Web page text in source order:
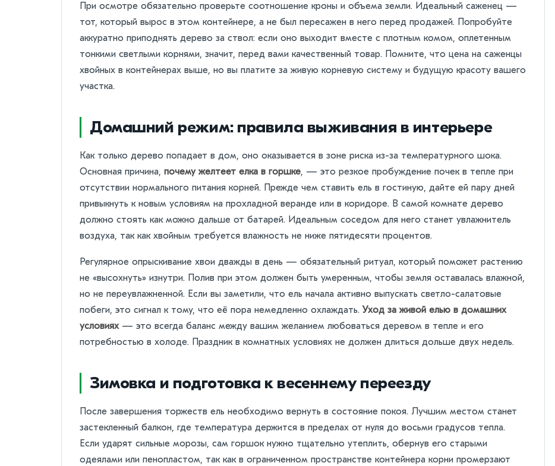
При осмотре обязательно проверьте соотношение кроны и объема земли. Идеальный саженец —
тот, который вырос в этом контейнере, а не был пересажен в него перед продажей. Попробуйте
аккуратно приподнять дерево за ствол: если оно выходит вместе с плотным комом, оплетенным
тонкими светлыми корнями, значит, перед вами качественный товар. Помните, что цена на саженцы
хвойных в контейнерах выше, но вы платите за живую корневую систему и будущую красоту вашего
участка.
Домашний режим: правила выживания в интерьере
Как только дерево попадает в дом, оно оказывается в зоне риска из-за температурного шока.
Основная причина, почему желтеет елка в горшке, — это резкое пробуждение почек в тепле при
отсутствии нормального питания корней. Прежде чем ставить ель в гостиную, дайте ей пару дней
привыкнуть к новым условиям на прохладной веранде или в коридоре. В самой комнате дерево
должно стоять как можно дальше от батарей. Идеальным соседом для него станет увлажнитель
воздуха, так как хвойным требуется влажность не ниже пятидесяти процентов.
Регулярное опрыскивание хвои дважды в день — обязательный ритуал, который поможет растению
не «высохнуть» изнутри. Полив при этом должен быть умеренным, чтобы земля оставалась влажной,
но не переувлажненной. Если вы заметили, что ель начала активно выпускать светло-салатовые
побеги, это сигнал к тому, что её пора немедленно охлаждать. Уход за живой елью в домашних
условиях— это всегда баланс между вашим желанием любоваться деревом в тепле и его
потребностью в холоде. Праздник в комнатных условиях не должен длиться дольше двух недель.
Зимовка и подготовка к весеннему переезду
После завершения торжеств ель необходимо вернуть в состояние покоя. Лучшим местом станет
застекленный балкон, где температура держится в пределах от нуля до восьми градусов тепла.
Если ударят сильные морозы, сам горшок нужно тщательно утеплить, обернув его старыми
одеялами или пенопластом, так как в ограниченном пространстве контейнера корни промерзают